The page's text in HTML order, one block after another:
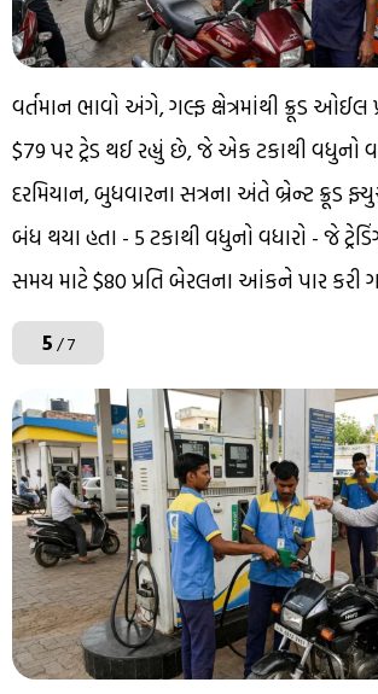
વર્તમાન ભાવો અંગે, ગલ્ફ ક્ષેત્રમાંથી ક્રૂડ
$79 પર ટ્રેડ થઈ રહ્યું છે, જે એક ટકાથી વધુનો
દરમિયાન, બુધવારના સત્રના અંતે બ્રેન્ટ ક્રૂડ
બંધ થયા હતા - 5 ટકાથી વધુનો વધારો - જે
સમય માટે $80 પ્રતિ બેરલના આંકને પાર કરી
5/ 7